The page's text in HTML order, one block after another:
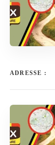
ADRESSE :